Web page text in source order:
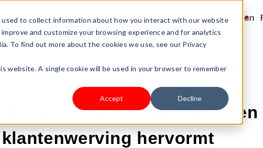
to collect information about how you interact with our website
and customize your browsing experience and for analytics
To find out more about the cookies we use, see our Privacy
website. A single cookie will be used in your browser to remember
Accept Decline
Pricing Shoplazza.cn
20-FEB-2026 9:02:37 | START EEN BEDRIJF
AI de economie van verkeer en
klantenwerving hervormt